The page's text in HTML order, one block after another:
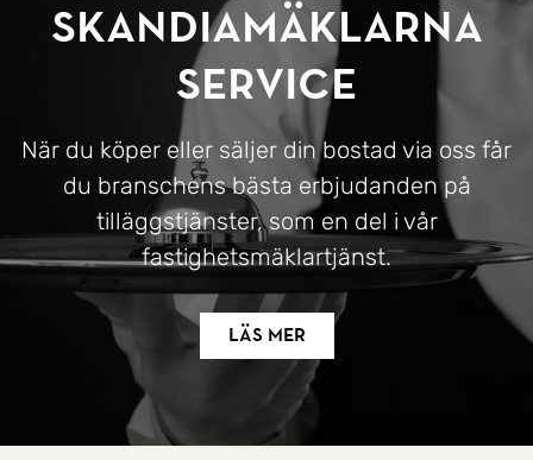
SkandiaMäklarna
Service
När du köper eller säljer din bostad via oss får
du branschens bästa erbjudanden på
tilläggstjänster, som en del i vår
fastighetsmäklartjänst.
Läs mer